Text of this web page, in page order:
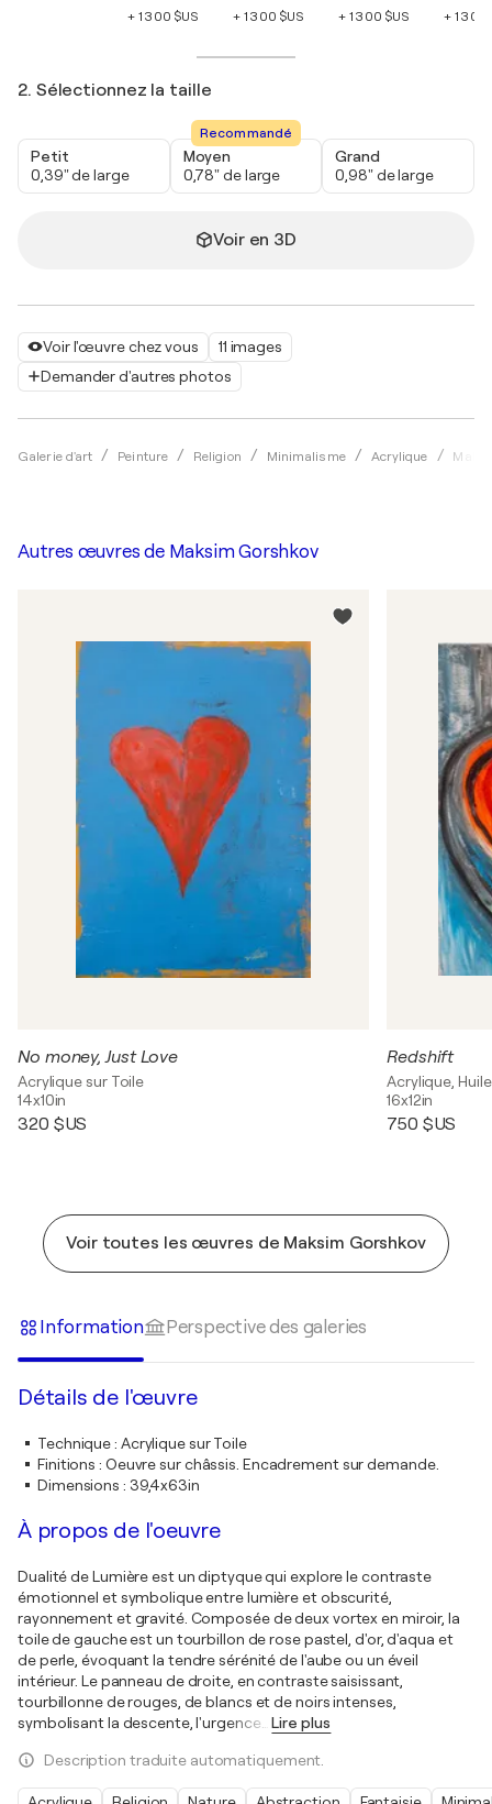
Voir l'œuvre chez vous
11 images
Demander d'autres photos
Galerie d'art Peinture Religion Minimalisme Acrylique
+ 1 300 $US
+ 1 300 $US
+ 1 300 $US
+ 1 300
2. Sélectionnez la taille
Petit
0,39" de large
Recommandé
Moyen
0,78" de large
Grand
0,98" de large
Voir en 3D
Autres œuvres de Maksim Gorshkov
No money, Just Love
Acrylique sur Toile
14x10in
320 $US
Redshift
Acrylique,
16x12in
750 $US
Voir toutes les œuvres de Maksim Gorshkov
Information Perspective des galeries
Détails de l'œuvre
Technique: Acrylique sur Toile
Finitions : Oeuvre sur châssis. Encadrement sur demande.
Dimensions : 39,4x63in
À propos de l'oeuvre
Dualité de Lumière est un diptyque qui explore le contraste
émotionnel et symbolique entre lumière et obscurité,
rayonnement et gravité. Composée de deux vortex en miroir, la
toile de gauche est un tourbillon de rose pastel, d'or, d'aqua et
de perle, évoquant la tendre sérénité de l'aube ou un éveil
intérieur. Le panneau de droite, en contraste saisissant,
tourbillonne de rouges, de blancs et de noirs intenses,
symbolisant la descente, l'urgence
Lire plus
Description traduite automatiquement.